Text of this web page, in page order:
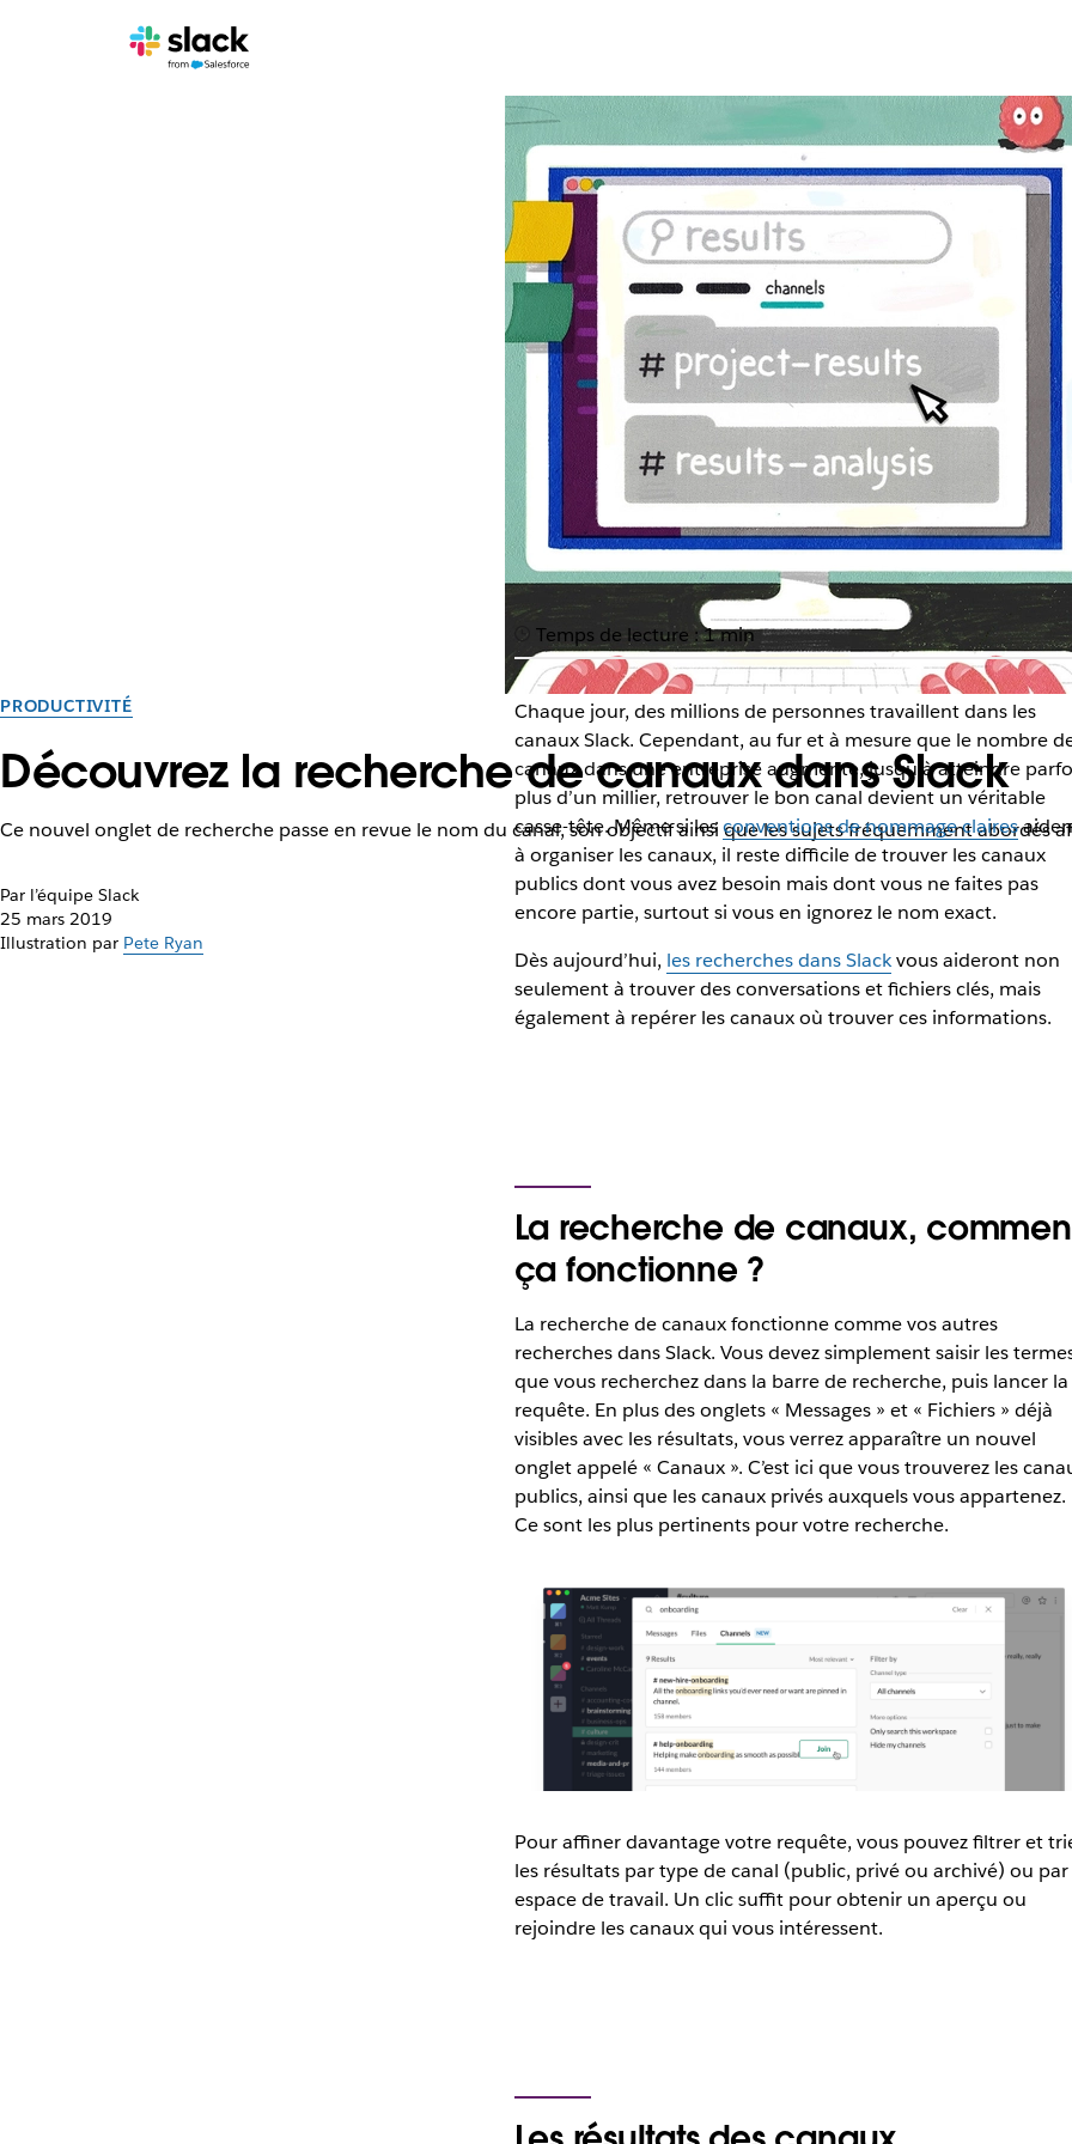
PRODUCTIVITÉ
Découvrez la recherche de canaux dans Slack
Ce nouvel onglet de recherche passe en revue le nom du canal, son objectif ainsi que les sujets fréquemment abordés
Par l’équipe Slack
25 mars 2019
Illustration par Pete Ryan
Temps de lecture : 1 min
Chaque jour, des millions de personnes travaillent dans les
canaux Slack. Cependant, au fur et à mesure que le nombre
canaux dans une entreprise augmente, jusqu’à atteindre
plus d’un millier, retrouver le bon canal devient un véritable
casse-tête. Même si lesconventions de nommage claires
à organiser les canaux, il reste difficile de trouver les canaux
publics dont vous avez besoin mais dont vous ne faites pas
encore partie, surtout si vous en ignorez le nom exact.
Dès aujourd’hui, les recherches dans Slackvous aideront non
seulement à trouver des conversations et fichiers clés, mais
également à repérer les canaux où trouver ces informations.
La recherche de canaux,
ça fonctionne ?
La recherche de canaux fonctionne comme vos autres
recherches dans Slack. Vous devez simplement saisir les
que vous recherchez dans la barre de recherche, puis lancer la
requête. En plus des onglets « Messages » et « Fichiers » déjà
visibles avec les résultats, vous verrez apparaître un nouvel
onglet appelé « Canaux ». C’est ici que vous trouverez les
publics, ainsi que les canaux privés auxquels vous appartenez.
Ce sont les plus pertinents pour votre recherche.
Pour affiner davantage votre requête, vous pouvez filtrer et
les résultats par type de canal (public, privé ou archivé) ou par
espace de travail. Un clic suffit pour obtenir un aperçu ou
rejoindre les canaux qui vous intéressent.